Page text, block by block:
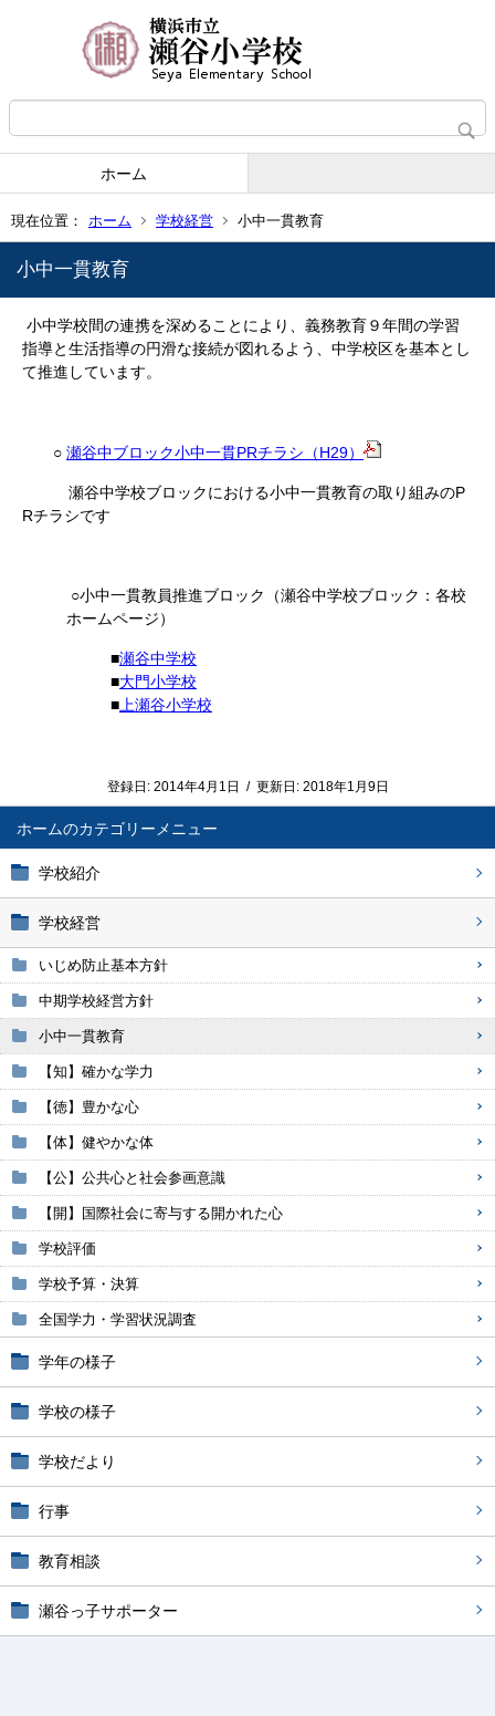
ホーム
現在位置： ホーム 学校経営 小中一貫教育
ホーム
学校紹介
学校経営
いじめ防止基本方針
中期学校経営方針
小中一貫教育
【知】確かな学力
【徳】豊かな心
【体】健やかな体
【公】公共心と社会参画意識
【開】国際社会に寄与する開かれた心
学校評価
学校予算・決算
全国学力・学習状況調査
学年の様子
学校の様子
学校だより
行事
教育相談
瀬谷っ子サポーター
小中一貫教育
小中学校間の連携を深めることにより、義務教育９年間の学習
指導と生活指導の円滑な接続が図れるよう、中学校区を基本とし
て推進しています。
○ 瀬谷中ブロック小中一貫PRチラシ（H29）
瀬谷中学校ブロックにおける小中一貫教育の取り組みのP
Rチラシです
○小中一貫教員推進ブロック（瀬谷中学校ブロック：各校
ホームページ）
■瀬谷中学校
■大門小学校
■ 上瀬谷小学校
登録日: 2014年4月1日 / 更新日: 2018年1月9日